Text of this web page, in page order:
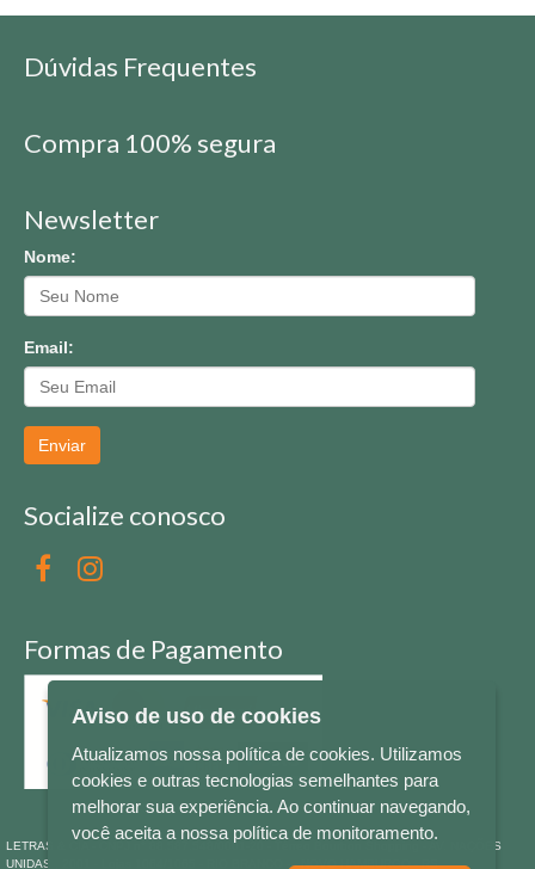
Dúvidas Frequentes
Compra 100% segura
Newsletter
Nome:
Email:
Enviar
Socialize conosco
Formas de Pagamento
LETRAS & CIA - CNPJ n° 88.587.548/0001-20 - Térreo Bourbon Shopping - AV. NAÇÕES
UNIDAS , 2001 - Lojas 1064/1065 - RIO BRANCO - - NOVO HAMBURGO - RS
Aviso de uso de cookies
Atualizamos nossa política de cookies. Utilizamos
cookies e outras tecnologias semelhantes para
melhorar sua experiência. Ao continuar navegando,
você aceita a nossa política de monitoramento.